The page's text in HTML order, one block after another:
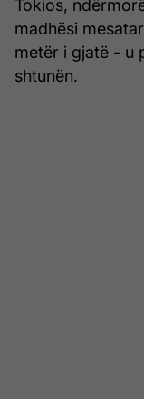
Tokios,
madhësi
metër i gjatë - u
shtunën.